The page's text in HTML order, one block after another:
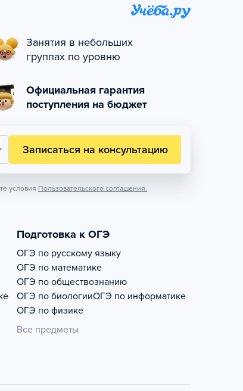
Занятия в небольших
группах по уровню
Официальная гарантия
поступления на бюджет
Записаться на консультацию
условия Пользовательского соглашения.
Подготовка к ОГЭ
ОГЭ по русскому языку
ОГЭ по математике
ОГЭ по обществознанию
ОГЭ по биологииОГЭ по информатике
ОГЭ по физике
Все предметы